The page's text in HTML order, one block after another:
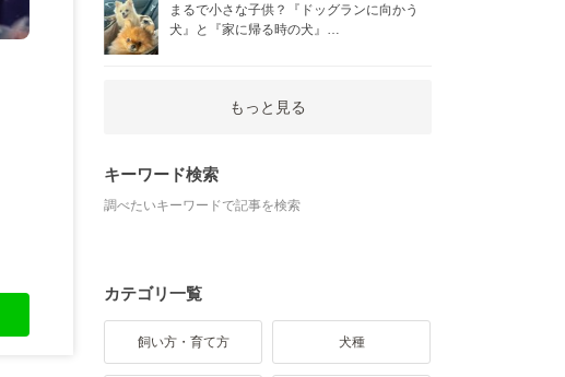
まるで小さな子供？『ドッグランに向かう
犬』と『家に帰る時の犬』…
もっと見る
キーワード検索
調べたいキーワードで記事を検索
カテゴリ一覧
飼い方・育て方 犬種